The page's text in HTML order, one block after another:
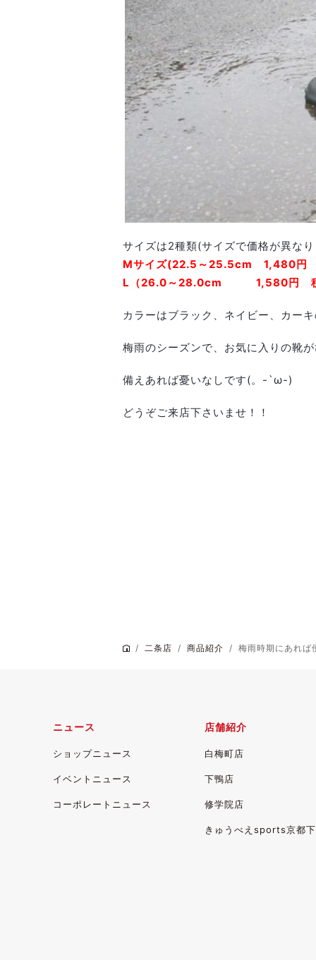
サイズは2種類(サイズで価格が異な
Mサイズ(22.5～25.5cm 1,480円
L（26.0～28.0cm 1,580円
カラーはブラック、ネイビー、カー
梅雨のシーズンで、お気に入りの靴
備えあれば憂いなしです(。-`ω-)
どうぞご来店下さいませ！！
二条店 商品紹介 梅雨時期にあれば
ニュース
ショップニュース
イベントニュース
コーポレートニュース
店舗紹介
白梅町店
下鴨店
修学院店
きゅうべえsports京都